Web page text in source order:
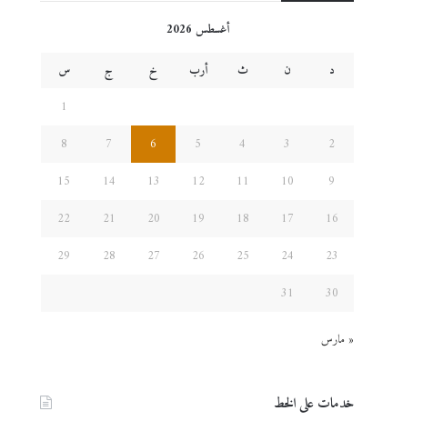
أغسطس 2026
د
ن ث أرب خ ج
س
1
2
3
4
5
6
7
8
9
10
11
12
13
14
15
16
17
18
19
20
21
22
23
24
25
26
27
28
29
30
31
« مارس
خدمات على الخط